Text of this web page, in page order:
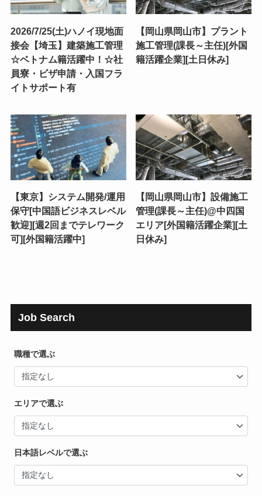
2026/7/25(土)ハノイ現地面
接会【埼玉】建築施工管理
☆ベトナム籍活躍中！☆社
員寮・ビザ申請・入国フラ
イトサポート有
【岡山県岡山市】プラント
施工管理(課長～主任)[外国
籍活躍企業][土日休み]
【東京】システム開発/運用
保守[中国語ビジネスレベル
歓迎][週2回までテレワーク
可][外国籍活躍中]
【岡山県岡山市】設備施工
管理(課長～主任)@中四国
エリア[外国籍活躍企業][土
日休み]
Job Search
職種で選ぶ
エリアで選ぶ
日本語レベルで選ぶ